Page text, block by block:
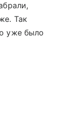
Так
уже было